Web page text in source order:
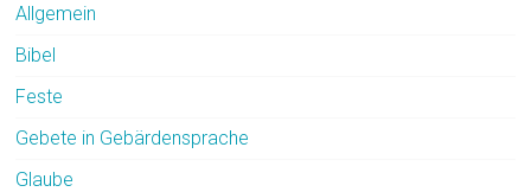
Allgemein
Bibel
Feste
Gebete in Gebärdensprache
Glaube